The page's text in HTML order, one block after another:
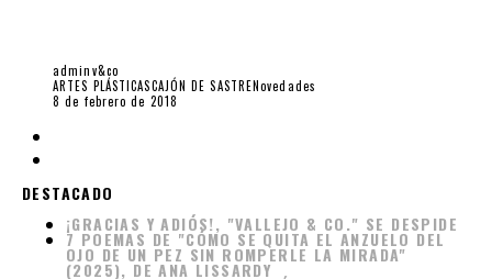
adminv&co
ARTES PLÁSTICASCAJÓN DE SASTRENovedades
8 de febrero de 2018
DESTACADO
¡GRACIAS Y ADIÓS!, "VALLEJO & CO." SE DESPIDE
7 POEMAS DE "CÓMO SE QUITA EL ANZUELO DEL
OJO DE UN PEZ SIN ROMPERLE LA MIRADA"
(2025), DE ANA LISSARDY